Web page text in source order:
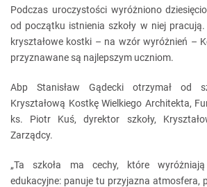
Podczas uroczystości wyróżniono
od początku istnienia szkoły w niej
kryształowe kostki – na wzór wyróżnień –
przyznawane są najlepszym uczniom.
Abp Stanisław Gądecki otrzymał od
Kryształową Kostkę Wielkiego Architekta,
ks. Piotr Kuś, dyrektor szkoły,
Zarządcy.
„Ta szkoła ma cechy, które
edukacyjne: panuje tu przyjazna atmosfera,